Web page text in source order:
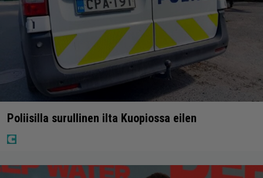
Poliisilla surullinen ilta Kuopiossa eilen